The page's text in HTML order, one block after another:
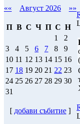
«« Август 2026 »»
П В С Ч П С Н
1
2
3
4 5 6 7 8
9
10 11 12 13 14 15 16
17 18 19 20 21 22 23
24 25 26 27 28 29 30
31
[ добави събитие ]
(